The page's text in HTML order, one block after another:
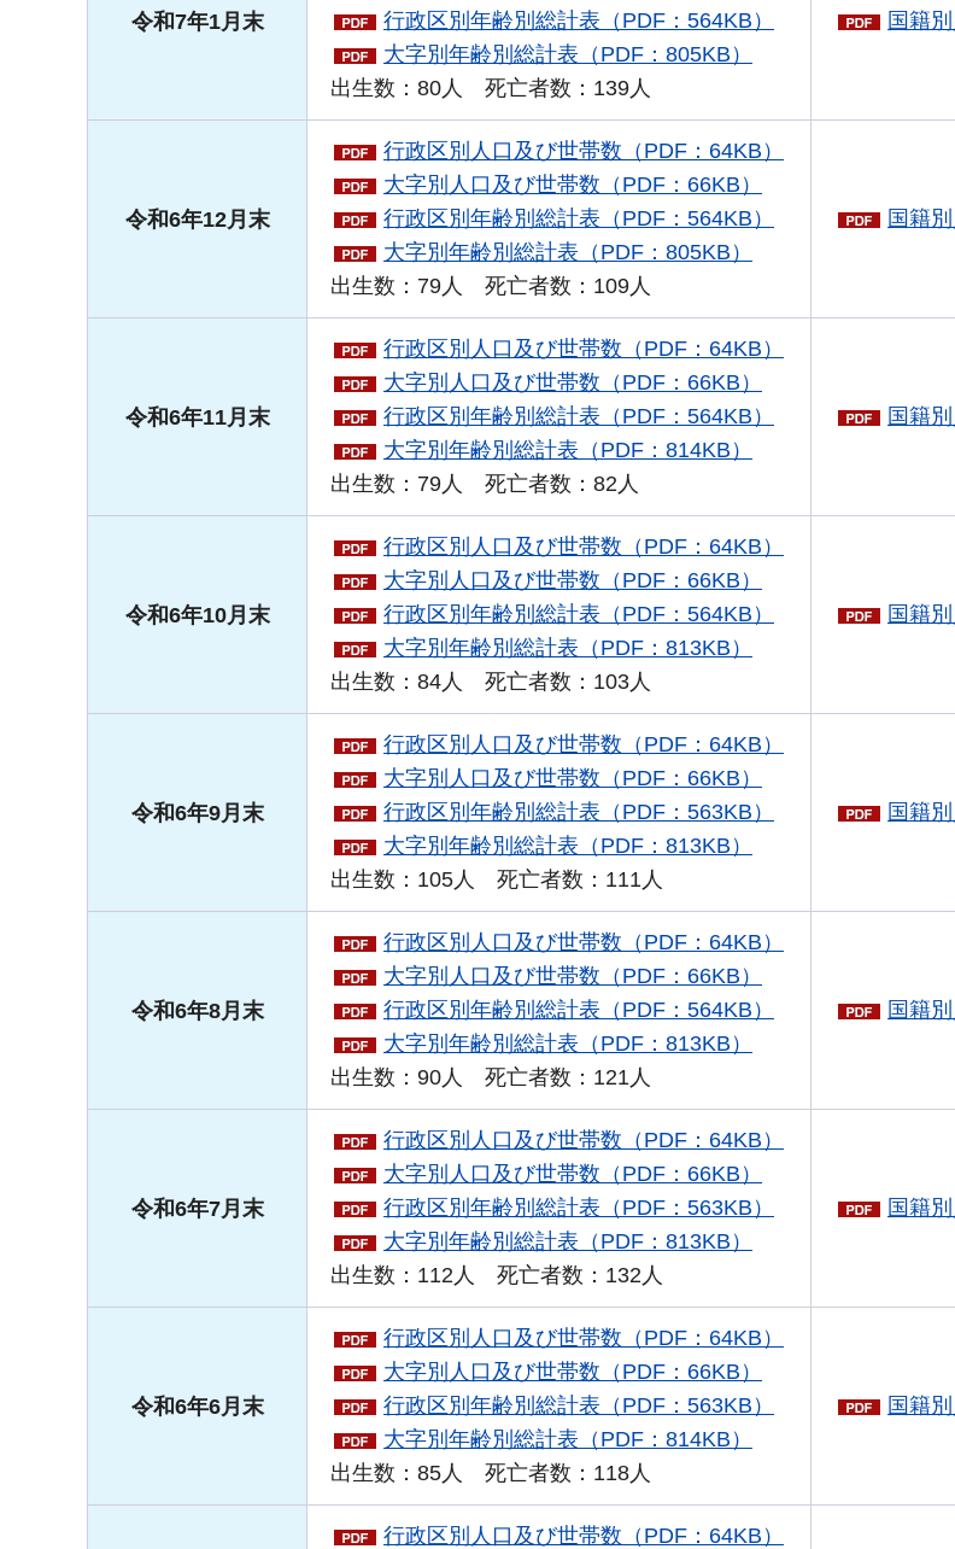
令和7年1月末
行政区別年齢別総計表（PDF：564KB）
大字別年齢別総計表（PDF：805KB）
出生数：80人 死亡者数：139人
国籍
令和6年12月末
行政区別人口及び世帯数（PDF：64KB）
大字別人口及び世帯数（PDF：66KB）
行政区別年齢別総計表（PDF：564KB）
大字別年齢別総計表（PDF：805KB）
出生数：79人 死亡者数：109人
国籍
令和6年11月末
行政区別人口及び世帯数（PDF：64KB）
大字別人口及び世帯数（PDF：66KB）
行政区別年齢別総計表（PDF：564KB）
大字別年齢別総計表（PDF：814KB）
出生数：79人 死亡者数：82人
国籍
令和6年10月末
行政区別人口及び世帯数（PDF：64KB）
大字別人口及び世帯数（PDF：66KB）
行政区別年齢別総計表（PDF：564KB）
大字別年齢別総計表（PDF：813KB）
出生数：84人 死亡者数：103人
国籍
令和6年9月末
行政区別人口及び世帯数（PDF：64KB）
大字別人口及び世帯数（PDF：66KB）
行政区別年齢別総計表（PDF：563KB）
大字別年齢別総計表（PDF：813KB）
出生数：105人 死亡者数：111人
国籍
令和6年8月末
行政区別人口及び世帯数（PDF：64KB）
大字別人口及び世帯数（PDF：66KB）
行政区別年齢別総計表（PDF：564KB）
大字別年齢別総計表（PDF：813KB）
出生数：90人 死亡者数：121人
国籍
令和6年7月末
行政区別人口及び世帯数（PDF：64KB）
大字別人口及び世帯数（PDF：66KB）
行政区別年齢別総計表（PDF：563KB）
大字別年齢別総計表（PDF：813KB）
出生数：112人 死亡者数：132人
国籍
令和6年6月末
行政区別人口及び世帯数（PDF：64KB）
大字別人口及び世帯数（PDF：66KB）
行政区別年齢別総計表（PDF：563KB）
大字別年齢別総計表（PDF：814KB）
出生数：85人 死亡者数：118人
国籍
行政区別人口及び世帯数（PDF：64KB）